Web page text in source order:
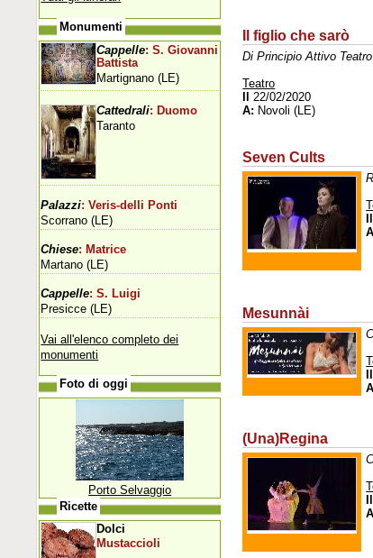
Il figlio che sarò
Di Principio Attivo Teatro
Teatro
22/02/2020
A: Novoli (LE)
Seven Cults
Mesunnài
(Una)Regina
Monumenti
Cappelle: S. Giovanni
Battista
Martignano (LE)
Cattedrali: Duomo
Taranto
Palazzi: Veris-delli Ponti
Scorrano (LE)
Chiese: Matrice
Martano (LE)
Cappelle: S. Luigi
Presicce (LE)
Vai all'elenco completo dei
monumenti
Foto di oggi
Porto Selvaggio
Ricette
Dolci
Mustaccioli